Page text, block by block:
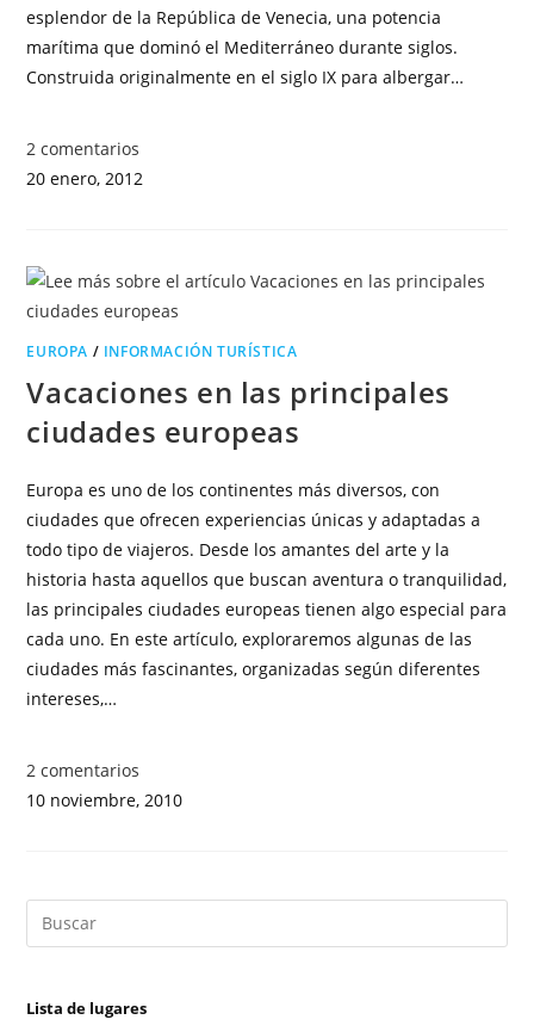
esplendor de la República de Venecia, una potencia
marítima que dominó el Mediterráneo durante siglos.
Construida originalmente en el siglo IX para albergar…
2 comentarios
20 enero, 2012
EUROPA / INFORMACIÓN TURÍSTICA
Vacaciones en las principales
ciudades europeas
Europa es uno de los continentes más diversos, con
ciudades que ofrecen experiencias únicas y adaptadas a
todo tipo de viajeros. Desde los amantes del arte y la
historia hasta aquellos que buscan aventura o tranquilidad,
las principales ciudades europeas tienen algo especial para
cada uno. En este artículo, exploraremos algunas de las
ciudades más fascinantes, organizadas según diferentes
intereses,…
2 comentarios
10 noviembre, 2010
Lista de lugares